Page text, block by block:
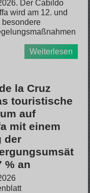
Der Cabildo
wird am 12. und
besondere
Weiterlesen
la Cruz
touristische
auf
mit einem
der
% an